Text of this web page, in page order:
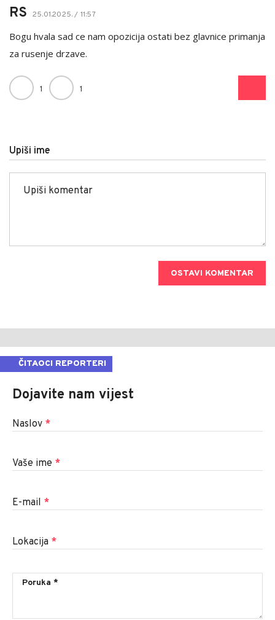
RS 25.01.2025. / 11:57
Bogu hvala sad ce nam opozicija ostati bez glavnice primanja
za rusenje drzave.
1 1
Upiši ime
OSTAVI KOMENTAR
ČITAOCI REPORTERI
Dojavite nam vijest
Naslov *
Vaše ime *
E-mail *
Lokacija *